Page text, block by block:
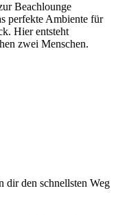
Beachlounge
perfekte Ambiente für
Hier entsteht
zwei Menschen.
dir den schnellsten Weg